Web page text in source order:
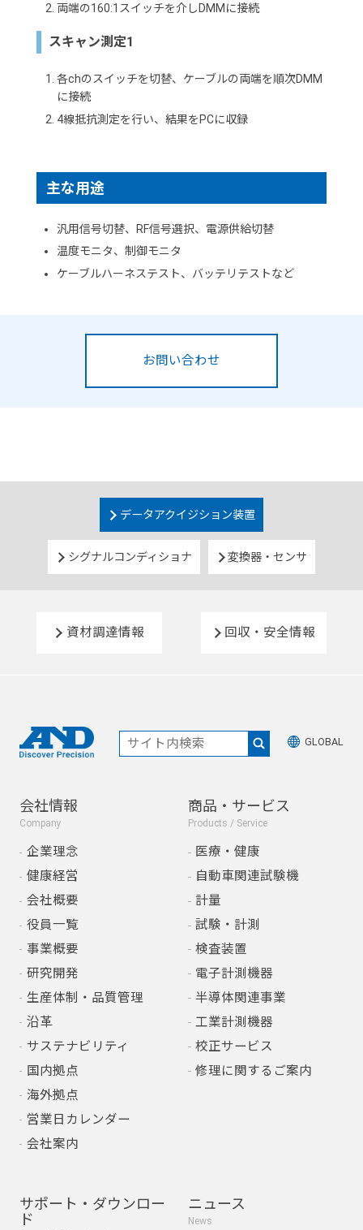
両端の160:1スイッチを介しDMMに接続
スキャン測定1
各chのスイッチを切替、ケーブルの両端を順次DMM
に接続
4線抵抗測定を行い、結果をPCに収録
主な用途
汎用信号切替、RF信号選択、電源供給切替
温度モニタ、制御モニタ
ケーブルハーネステスト、バッテリテストなど
お問い合わせ
データアクイジション装置
シグナルコンディショナ 変換器・センサ
資材調達情報 回収・安全情報
GLOBAL
会社情報
Company
企業理念
健康経営
会社概要
役員一覧
事業概要
研究開発
生産体制・品質管理
沿革
サステナビリティ
国内拠点
海外拠点
営業日カレンダー
会社案内
商品・サービス
Products / Service
医療・健康
自動車関連試験機
計量
試験・計測
検査装置
電子計測機器
半導体関連事業
工業計測機器
校正サービス
修理に関するご案内
サポート・ダウンロー
ド
ニュース
News